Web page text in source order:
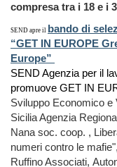
compresa tra i 18 e i
SEND apre il bando di
“GET IN EUROPE
Europe”
SEND Agenzia per il
promuove GET IN
Sviluppo Economico e
Sicilia Agenzia
Nana soc. coop. ,
numeri contro le mafie",
Ruffino Associati,